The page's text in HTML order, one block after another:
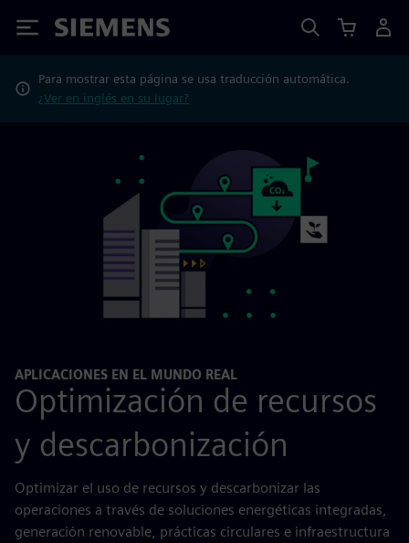
Siemens
Para mostrar esta página se usa traducción automática.
¿Ver en inglés en su lugar?
APLICACIONES EN EL MUNDO REAL
Optimización de recursos
y descarbonización
Optimizar el uso de recursos y descarbonizar las
operaciones a través de soluciones energéticas integradas,
generación renovable, prácticas circulares e infraestructura